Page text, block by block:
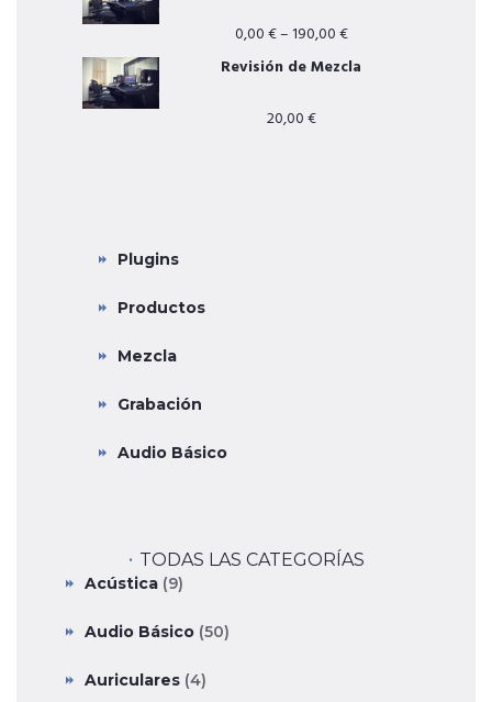
0,00€–190,00€
Revisión de Mezcla
20,00€
Plugins
Productos
Mezcla
Grabación
Audio Básico
TODAS LAS CATEGORÍAS
Acústica (9)
Audio Básico (50)
Auriculares (4)